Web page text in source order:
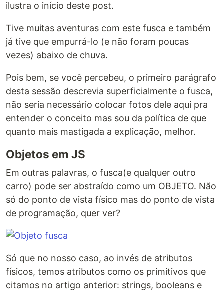
ilustra o início deste post.
Tive muitas aventuras com este fusca e também
já tive que empurrá-lo (e não foram poucas
vezes) abaixo de chuva.
Pois bem, se você percebeu, o primeiro parágrafo
desta sessão descrevia superficialmente o fusca,
não seria necessário colocar fotos dele aqui pra
entender o conceito mas sou da política de que
quanto mais mastigada a explicação, melhor.
Objetos em JS
Em outras palavras, o fusca(e qualquer outro
carro) pode ser abstraído como um OBJETO. Não
só do ponto de vista físico mas do ponto de vista
de programação, quer ver?
Só que no nosso caso, ao invés de atributos
físicos, temos atributos como os primitivos que
citamos no artigo anterior: strings, booleans e